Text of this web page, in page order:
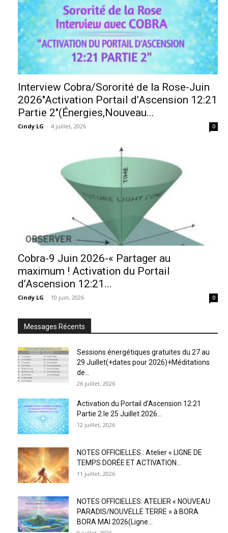
Interview Cobra/Sororité de la Rose-Juin
2026″Activation Portail d’Ascension 12:21
Partie 2″(Énergies,Nouveau...
Cindy LG - 4 juillet, 2026 0
Cobra-9 Juin 2026-« Partager au
maximum ! Activation du Portail
d’Ascension 12:21...
Cindy LG - 10 juin, 2026 0
Messages Récents
Sessions énergétiques gratuites du 27 au
29 Juillet(+dates pour 2026)+Méditations
de...
26 juillet, 2026
Activation du Portail d’Ascension 12:21
Partie 2 le 25 Juillet 2026...
12 juillet, 2026
NOTES OFFICIELLES : Atelier « LIGNE DE
TEMPS DORÉE ET ACTIVATION...
11 juillet, 2026
NOTES OFFICIELLES: ATELIER « NOUVEAU
PARADIS/NOUVELLE TERRE » à BORA
BORA MAI 2026(Ligne...